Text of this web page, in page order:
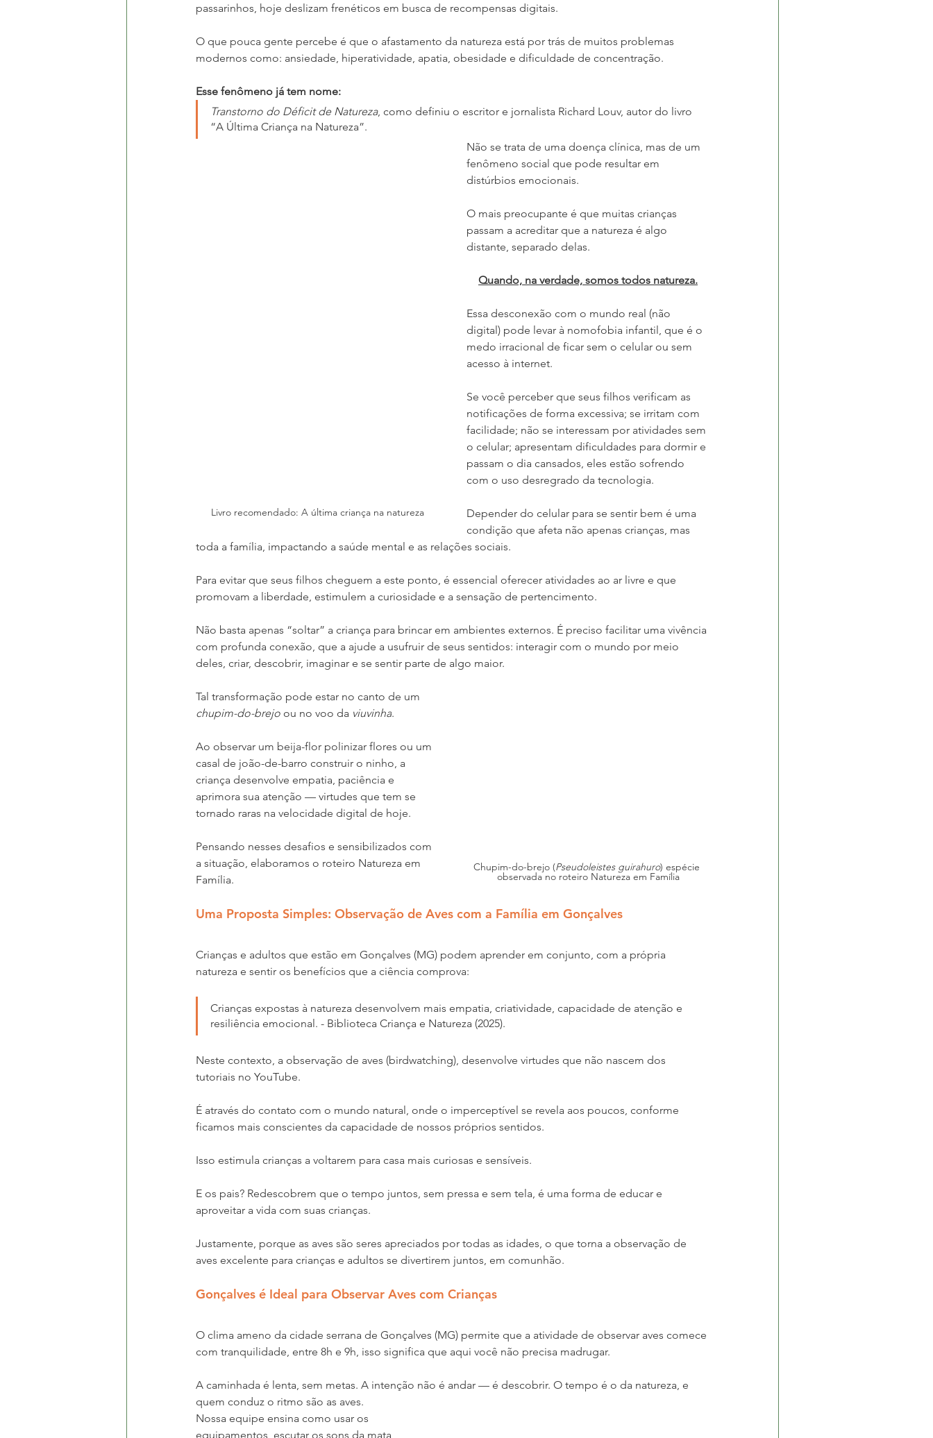
passarinhos, hoje deslizam frenéticos em busca de recompensas digitais.
O que pouca gente percebe é que o afastamento da natureza está por trás de muitos problemas
modernos como: ansiedade, hiperatividade, apatia, obesidade e dificuldade de concentração.
Esse fenômeno já tem nome:
Transtorno do Déficit de Natureza, como definiu o escritor e jornalista Richard Louv, autor do livro
“A Última Criança na Natureza”.
Livro recomendado: A última criança na natureza
Não se trata de uma doença clínica, mas de um
fenômeno social que pode resultar em
distúrbios emocionais.
O mais preocupante é que muitas crianças
passam a acreditar que a natureza é algo
distante, separado delas.
Quando, na verdade, somos todos natureza.
Essa desconexão com o mundo real (não
digital) pode levar à nomofobia infantil, que é o
medo irracional de ficar sem o celular ou sem
acesso à internet.
Se você perceber que seus filhos verificam as
notificações de forma excessiva; se irritam com
facilidade; não se interessam por atividades sem
o celular; apresentam dificuldades para dormir e
passam o dia cansados, eles estão sofrendo
com o uso desregrado da tecnologia.
Depender do celular para se sentir bem é uma
condição que afeta não apenas crianças, mas
toda a família, impactando a saúde mental e as relações sociais.
Para evitar que seus filhos cheguem a este ponto, é essencial oferecer atividades ao ar livre e que
promovam a liberdade, estimulem a curiosidade e a sensação de pertencimento.
Não basta apenas “soltar” a criança para brincar em ambientes externos. É preciso facilitar uma vivência
com profunda conexão, que a ajude a usufruir de seus sentidos: interagir com o mundo por meio
deles, criar, descobrir, imaginar e se sentir parte de algo maior.
Chupim-do-brejo (Pseudoleistes guirahuro) espécie
observada no roteiro Natureza em Família
Tal transformação pode estar no canto de um
chupim-do-brejo ou no voo da viuvinha.
Ao observar um beija-flor polinizar flores ou um
casal de joão-de-barro construir o ninho, a
criança desenvolve empatia, paciência e
aprimora sua atenção — virtudes que tem se
tornado raras na velocidade digital de hoje.
Pensando nesses desafios e sensibilizados com
a situação, elaboramos o roteiro Natureza em
Família.
Uma Proposta Simples: Observação de Aves com a Família em Gonçalves
Crianças e adultos que estão em Gonçalves (MG) podem aprender em conjunto, com a própria
natureza e sentir os benefícios que a ciência comprova:
Crianças expostas à natureza desenvolvem mais empatia, criatividade, capacidade de atenção e
resiliência emocional. - Biblioteca Criança e Natureza (2025).
Neste contexto, a observação de aves (birdwatching), desenvolve virtudes que não nascem dos
tutoriais no YouTube.
É através do contato com o mundo natural, onde o imperceptível se revela aos poucos, conforme
ficamos mais conscientes da capacidade de nossos próprios sentidos.
Isso estimula crianças a voltarem para casa mais curiosas e sensíveis.
E os pais? Redescobrem que o tempo juntos, sem pressa e sem tela, é uma forma de educar e
aproveitar a vida com suas crianças.
Justamente, porque as aves são seres apreciados por todas as idades, o que torna a observação de
aves excelente para crianças e adultos se divertirem juntos, em comunhão.
Gonçalves é Ideal para Observar Aves com Crianças
O clima ameno da cidade serrana de Gonçalves (MG) permite que a atividade de observar aves comece
com tranquilidade, entre 8h e 9h, isso significa que aqui você não precisa madrugar.
A caminhada é lenta, sem metas. A intenção não é andar — é descobrir. O tempo é o da natureza, e
quem conduz o ritmo são as aves.
Nossa equipe ensina como usar os
equipamentos, escutar os sons da mata,